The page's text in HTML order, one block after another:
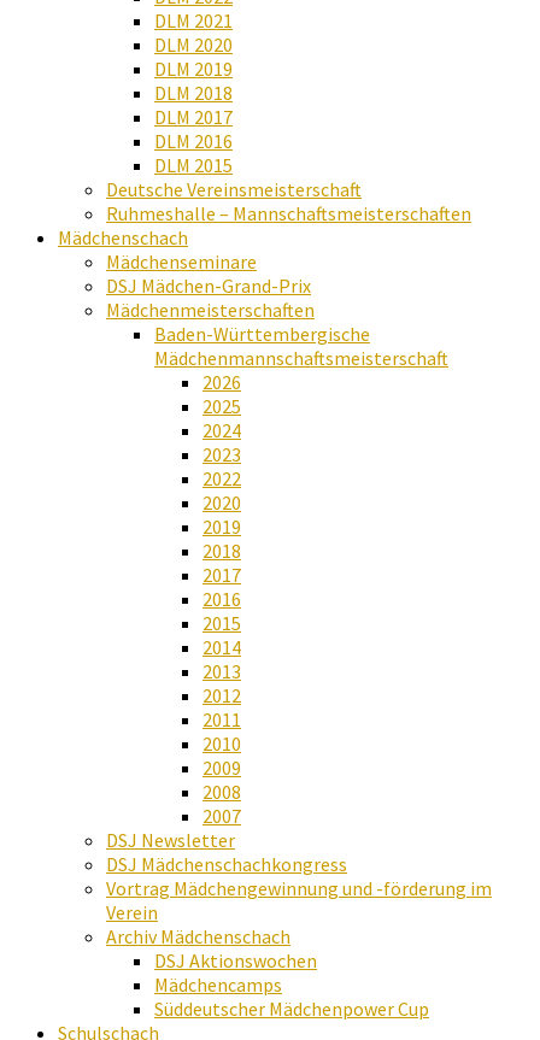
DLM 2021
DLM 2020
DLM 2019
DLM 2018
DLM 2017
DLM 2016
DLM 2015
Deutsche Vereinsmeisterschaft
Ruhmeshalle – Mannschaftsmeisterschaften
Mädchenschach
Mädchenseminare
DSJ Mädchen-Grand-Prix
Mädchenmeisterschaften
Baden-Württembergische
Mädchenmannschaftsmeisterschaft
2026
2025
2024
2023
2022
2020
2019
2018
2017
2016
2015
2014
2013
2012
2011
2010
2009
2008
2007
DSJ Newsletter
DSJ Mädchenschachkongress
Vortrag Mädchengewinnung und -förderung im
Verein
Archiv Mädchenschach
DSJ Aktionswochen
Mädchencamps
Süddeutscher Mädchenpower Cup
Schulschach